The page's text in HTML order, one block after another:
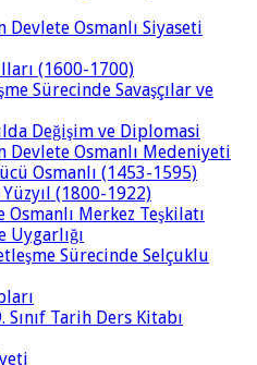
Devlete Osmanlı Siyaseti
(1600-1700)
Sürecinde Savaşçılar ve
Değişim ve Diplomasi
Devlete Osmanlı Medeniyeti
Osmanlı (1453-1595)
(1800-1922)
Merkez Teşkilatı
Uygarlığı
Sürecinde Selçuklu
Sınıf Tarih Ders Kitabı